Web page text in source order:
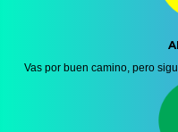
Vas por buen camino, pero